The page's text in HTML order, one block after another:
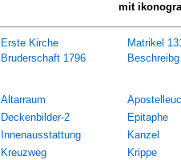
mit
Erste Kirche Matrikel
Bruderschaft 1796
Altarraum
Deckenbilder-2
Epitaphe
Innenausstattung
Kanzel
Kreuzweg
Krippe